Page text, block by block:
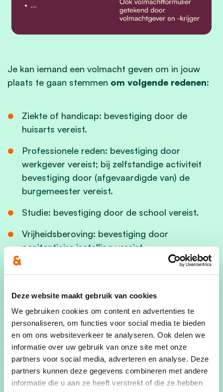
Deze website maakt gebruik van cookies
We gebruiken cookies om content en advertenties te
personaliseren, om functies voor social media te bieden
en om ons websiteverkeer te analyseren. Ook delen we
informatie over uw gebruik van onze site met onze
partners voor social media, adverteren en analyse. Deze
partners kunnen deze gegevens combineren met andere
informatie die u aan ze heeft verstrekt of die ze hebben
Je kan iemand een volmacht geven om in jouw
plaats te gaan stemmen om volgende redenen:
Ziekte of handicap: bevestiging door de
huisarts vereist.
Professionele reden: bevestiging door
werkgever vereist; bij zelfstandige activiteit
bevestiging door (afgevaardigde van) de
burgemeester vereist.
Studie: bevestiging door de school vereist.
Vrijheidsberoving: bevestiging door
penitentiaire instelling vereist.
de activiteit vereist.
Verblijf in het buitenland: bevestiging door
(afgevaardigde van) de burgemeester vereist.
De volmachtgever en volmachtkrijger
ondertekenen beiden eenvolmachtformulier.